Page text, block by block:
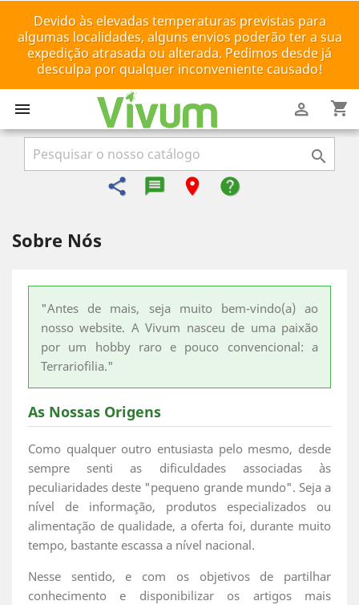
Devido às elevadas temperaturas previstas para
algumas localidades, alguns envios poderão ter a sua
expedição atrasada ou alterada. Pedimos desde já
desculpa por qualquer inconveniente causado!
 shopping_cart


share message-reply-text
room help
Sobre Nós
"Antes de mais, seja muito bem-vindo(a) ao
nosso website. A Vivum nasceu de uma paixão
por um hobby raro e pouco convencional: a
Terrariofilia."
As Nossas Origens
Como qualquer outro entusiasta pelo mesmo, desde
sempre senti as dificuldades associadas às
peculiaridades deste "pequeno grande mundo". Seja a
nível de informação, produtos especializados ou
alimentação de qualidade, a oferta foi, durante muito
tempo, bastante escassa a nível nacional.
Nesse sentido, e com os objetivos de partilhar
conhecimento e disponibilizar os artigos mais